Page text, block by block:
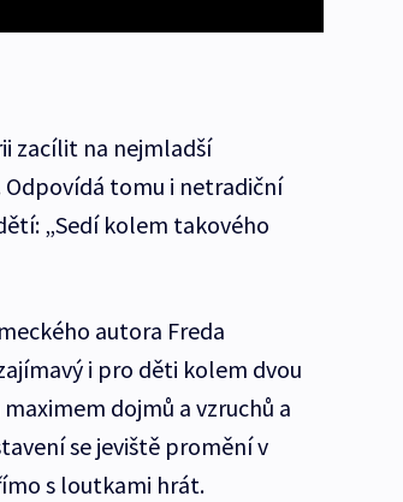
zacílit na nejmladší
Odpovídá tomu i netradiční
„Sedí kolem takového
autora Freda
i pro děti kolem dvou
dojmů a vzruchů a
se jeviště promění v
s loutkami hrát.